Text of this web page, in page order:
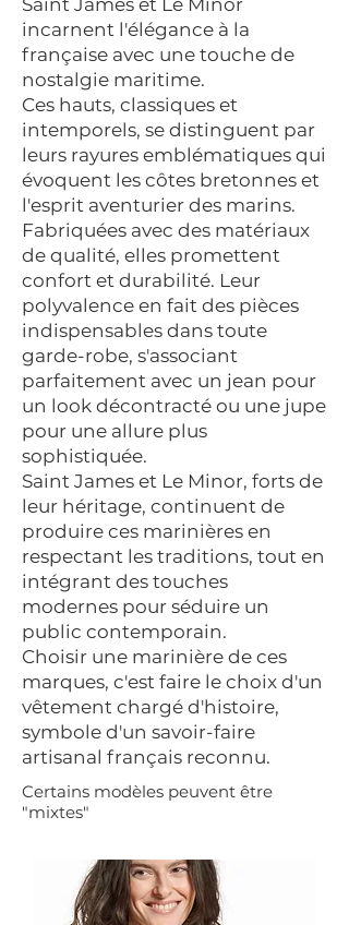
incarnent l'élégance à la
française avec une touche de
nostalgie maritime.
Ces hauts, classiques et
intemporels, se distinguent par
leurs rayures emblématiques qui
évoquent les côtes bretonnes et
l'esprit aventurier des marins.
Fabriquées avec des matériaux
de qualité, elles promettent
confort et durabilité. Leur
polyvalence en fait des pièces
indispensables dans toute
garde-robe, s'associant
parfaitement avec un jean pour
un look décontracté ou une jupe
pour une allure plus
sophistiquée.
Saint James et Le Minor, forts de
leur héritage, continuent de
produire ces marinières en
respectant les traditions, tout en
intégrant des touches
modernes pour séduire un
public contemporain.
Choisir une marinière de ces
marques, c'est faire le choix d'un
vêtement chargé d'histoire,
symbole d'un savoir-faire
artisanal français reconnu.
Certains modèles peuvent être
"mixtes"